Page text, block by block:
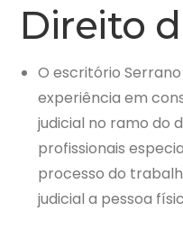
Direito
O escritório
experiência em
judicial no ramo do
profissionais
processo do
judicial a pessoa